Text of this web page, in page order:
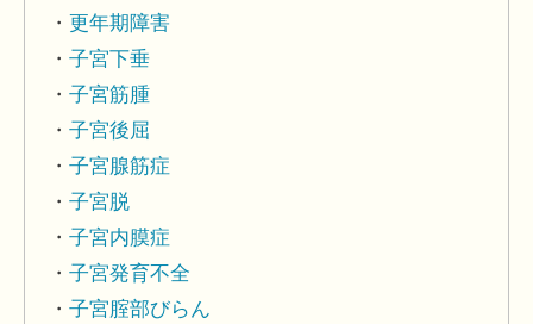
更年期障害
子宮下垂
子宮筋腫
子宮後屈
子宮腺筋症
子宮脱
子宮内膜症
子宮発育不全
子宮腟部びらん